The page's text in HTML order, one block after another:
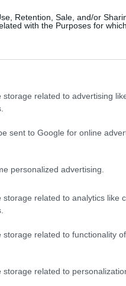
Retention, Sale, and/or
with the Purposes for
related to advertising
sent to Google for online
personalized advertising.
related to analytics like
related to functionality
related to
per proteggere i
di settore, ha
il lavoro remoto e
data center e dati che
che le soluzioni
La verità è che queste
dell’infrastruttura,